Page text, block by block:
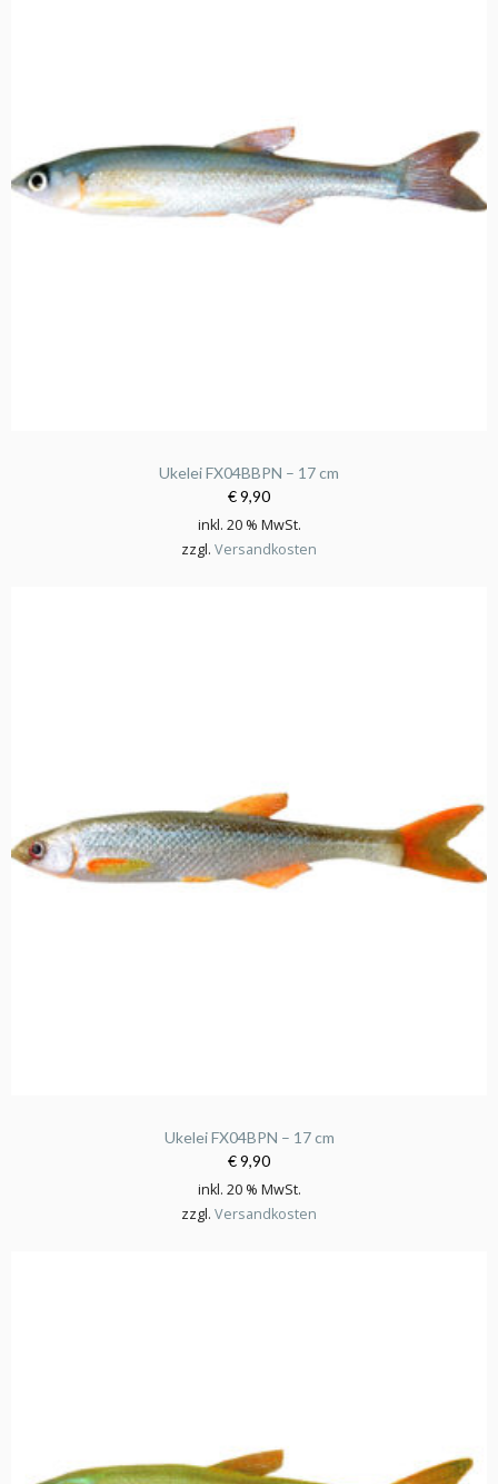
Ukelei FX04BBPN – 17 cm
€ 9,90
inkl. 20 % MwSt.
zzgl. Versandkosten
Ukelei FX04BPN – 17 cm
€ 9,90
inkl. 20 % MwSt.
zzgl. Versandkosten